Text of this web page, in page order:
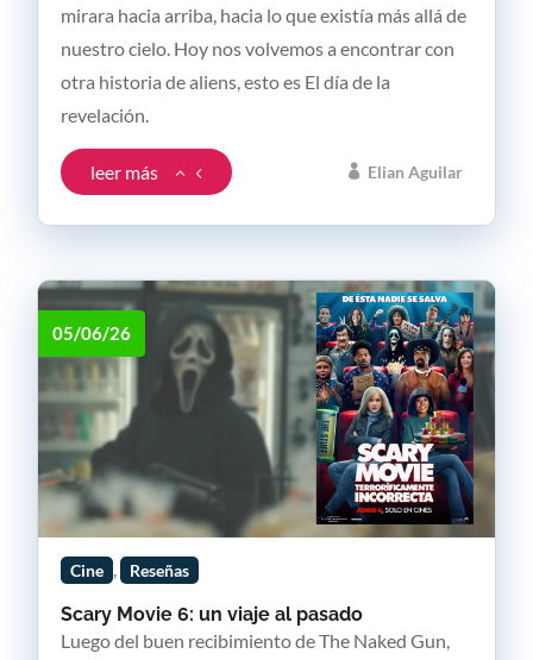
Elian Aguilar
mirara hacia arriba, hacia lo que existía más allá de
nuestro cielo. Hoy nos volvemos a encontrar con
otra historia de aliens, esto es El día de la
revelación.
leer más
Scary Movie 6: un viaje al pasado
05/06/26
Cine Reseñas
Luego del buen recibimiento de The Naked Gun,